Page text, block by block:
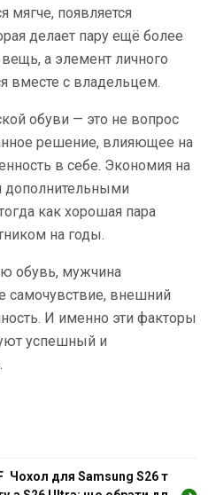
мягче, появляется
делает пару ещё более
а элемент личного
вместе с владельцем.
обуви — это не вопрос
решение, влияющее на
в себе. Экономия на
дополнительными
как хорошая пара
на годы.
обувь, мужчина
самочувствие, внешний
И именно эти факторы
успешный и
Чохол для Samsung S26 т